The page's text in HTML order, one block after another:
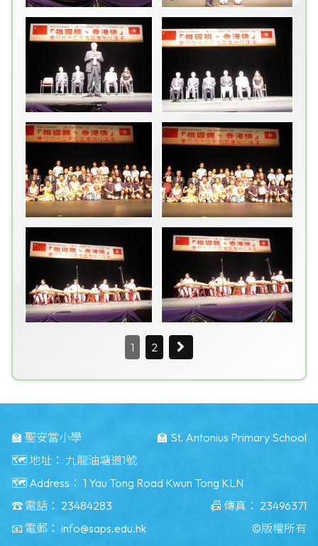
1 2
🏫 聖安當小學
🏫 St. Antonius Primary School
🗺️ 地址： 九龍油塘道1號
🗺️ Address： 1 Yau Tong Road Kwun Tong KLN
☎️ 電話： 23484283 📠 傳真： 23496371
📧 電郵： info@saps.edu.hk ©版權所有